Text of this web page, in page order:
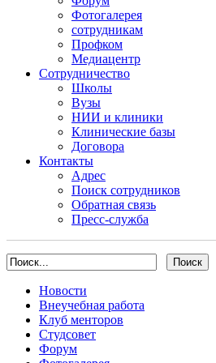
Фотогалерея
сотрудникам
Профком
Медиацентр
Сотрудничество
Школы
Вузы
НИИ и клиники
Клинические базы
Договора
Контакты
Адрес
Поиск сотрудников
Обратная связь
Пресс-служба
Новости
Внеучебная работа
Клуб менторов
Студсовет
Форум